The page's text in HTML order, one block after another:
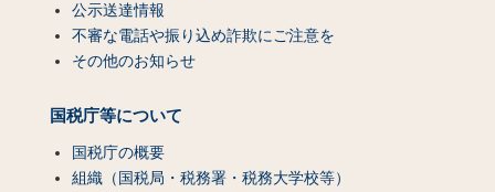
公示送達情報
不審な電話や振り込め詐欺にご注意を
その他のお知らせ
国税庁等について
国税庁の概要
組織（国税局・税務署・税務大学校等）